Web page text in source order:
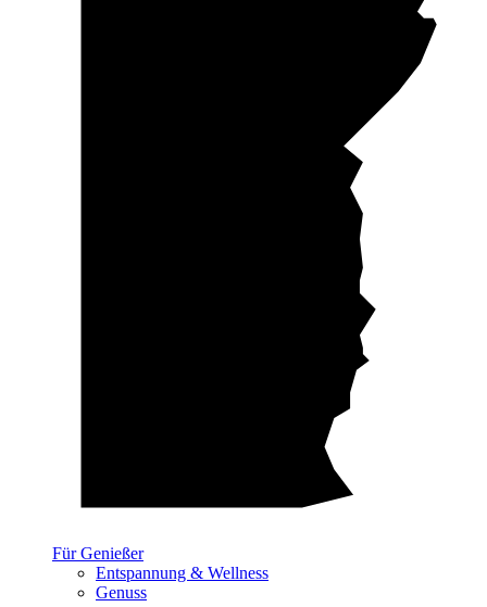
Für Genießer
Entspannung & Wellness
Genuss